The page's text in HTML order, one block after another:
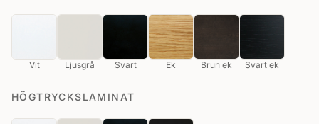
Vit Ljusgrå Svart Ek Brun ek Svart ek
HÖGTRYCKSLAMINAT